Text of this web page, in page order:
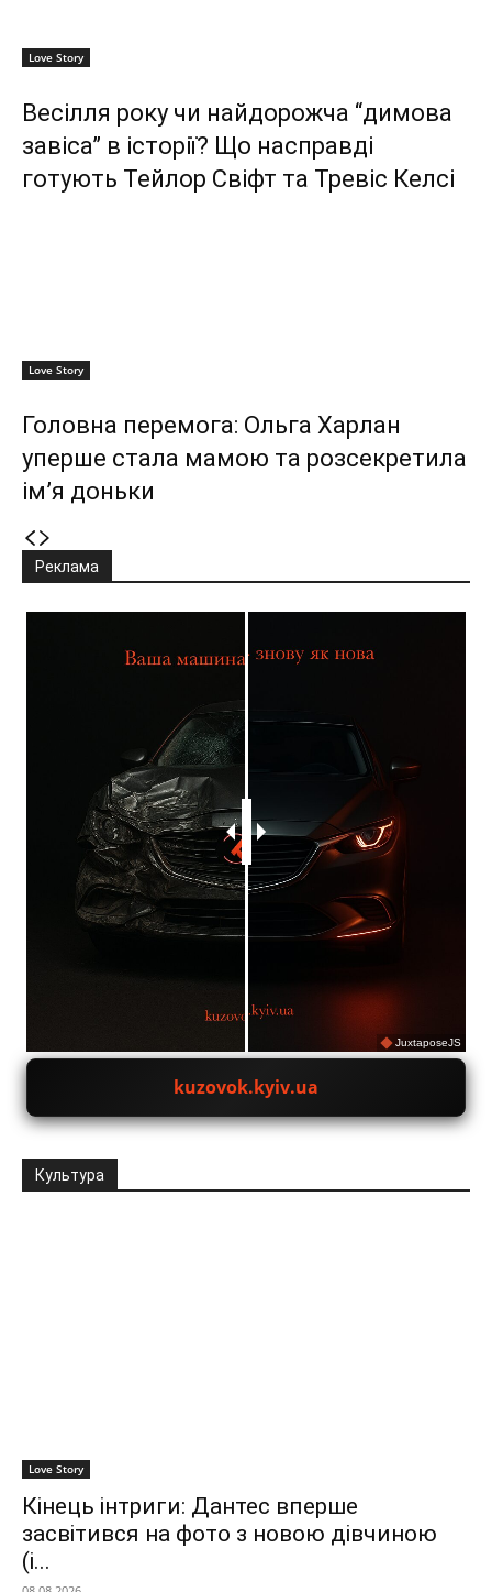
Love Story
Весілля року чи найдорожча “димова
завіса” в історії? Що насправді
готують Тейлор Свіфт та Тревіс Келсі
Love Story
Головна перемога: Ольга Харлан
уперше стала мамою та розсекретила
ім’я доньки
Реклама
JuxtaposeJS
kuzovok.kyiv.ua
Культура
Love Story
Кінець інтриги: Дантес вперше
засвітився на фото з новою дівчиною
(і...